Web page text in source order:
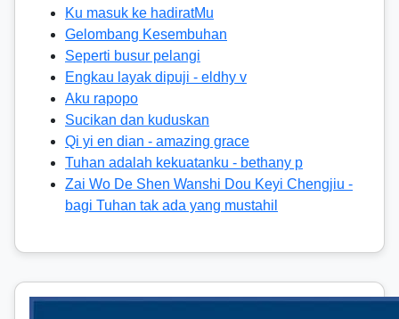
Ku masuk ke hadiratMu
Gelombang Kesembuhan
Seperti busur pelangi
Engkau layak dipuji - eldhy v
Aku rapopo
Sucikan dan kuduskan
Qi yi en dian - amazing grace
Tuhan adalah kekuatanku - bethany p
Zai Wo De Shen Wanshi Dou Keyi Chengjiu -
bagi Tuhan tak ada yang mustahil